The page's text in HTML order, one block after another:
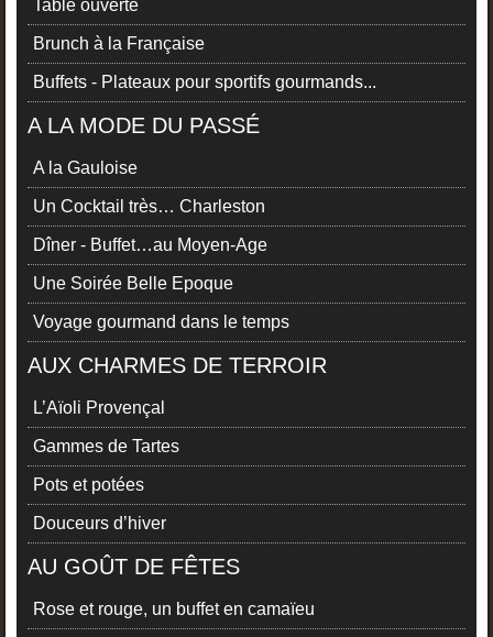
Table ouverte
Brunch à la Française
Buffets - Plateaux pour sportifs gourmands...
A LA MODE DU PASSÉ
A la Gauloise
Un Cocktail très… Charleston
Dîner - Buffet…au Moyen-Age
Une Soirée Belle Epoque
Voyage gourmand dans le temps
AUX CHARMES DE TERROIR
L’Aïoli Provençal
Gammes de Tartes
Pots et potées
Douceurs d’hiver
AU GOÛT DE FÊTES
Rose et rouge, un buffet en camaïeu